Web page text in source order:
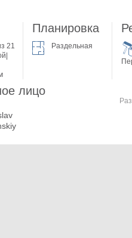
21
Планировка
Раздельная
лицо